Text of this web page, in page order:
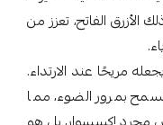
الأزرق الفاتح، تعزز من
مريحًا عند الارتداء.
بمرور الضوء، مما